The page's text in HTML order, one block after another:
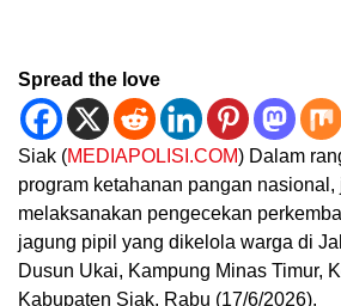
Spread the love
Siak (MEDIAPOLISI.COM) Dalam
program ketahanan pangan
melaksanakan pengecekan
jagung pipil yang dikelola warga di
Dusun Ukai, Kampung Minas Timur,
Kabupaten Siak, Rabu (17/6/2026).